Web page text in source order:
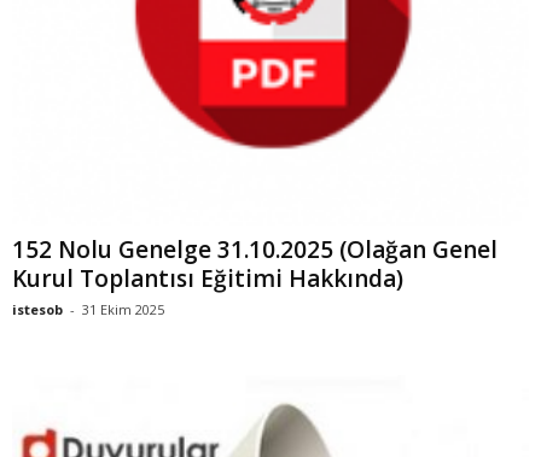
152 Nolu Genelge 31.10.2025 (Olağan Genel
Kurul Toplantısı Eğitimi Hakkında)
istesob - 31 Ekim 2025